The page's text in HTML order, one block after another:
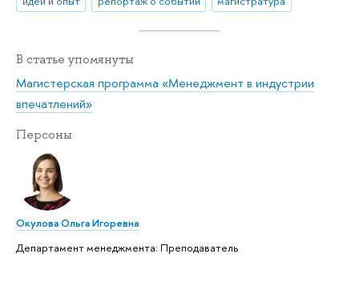
В статье упомянуты
Магистерская программа «Менеджмент в индустрии
впечатлений»
Персоны
Окулова Ольга Игоревна
Департамент менеджмента: Преподаватель